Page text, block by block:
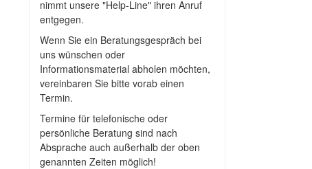
nimmt unsere "Help-Line" ihren Anruf
entgegen.
Wenn Sie ein Beratungsgespräch bei
uns wünschen oder
Informationsmaterial abholen möchten,
vereinbaren Sie bitte vorab einen
Termin.
Termine für telefonische oder
persönliche Beratung sind nach
Absprache auch außerhalb der oben
genannten Zeiten möglich!